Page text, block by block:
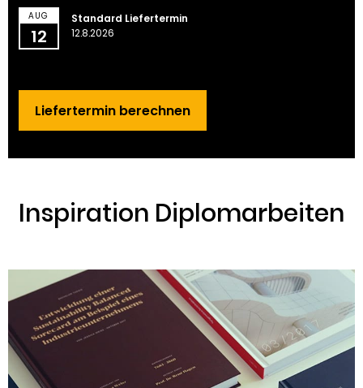
AUG
12
Standard Liefertermin
12.8.2026
Liefertermin berechnen
Inspiration Diplomarbeiten